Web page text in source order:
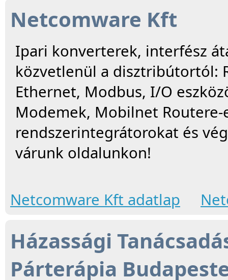
Netcomware Kft
Ipari konverterek, interfész
közvetlenül a disztribútortól:
Ethernet, Modbus, I/O
Modemek, Mobilnet
rendszerintegrátorokat és
várunk oldalunkon!
Netcomware Kft adatlap
Házassági
Párterápia